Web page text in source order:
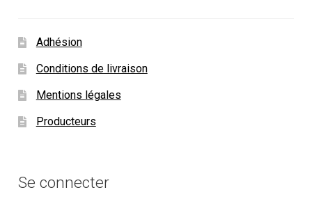
Adhésion
Conditions de livraison
Mentions légales
Producteurs
Se connecter